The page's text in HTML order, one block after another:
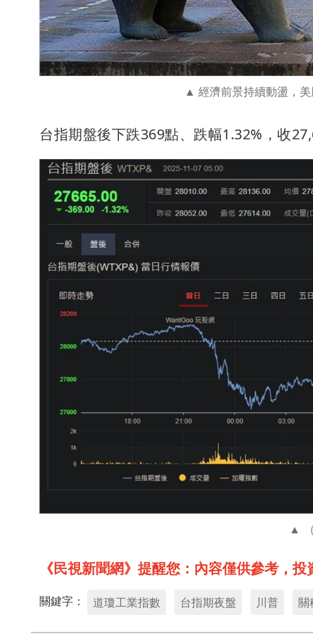
經濟前景持續動盪，
台指期盤後下跌369點、跌幅1.32%，收
《民視新聞網》提醒您：內容僅供參考，
關鍵字： 道瓊工業指數 台指期夜盤 川普 關